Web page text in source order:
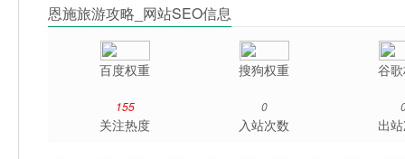
恩施旅游攻略_网站SEO信息
百度权重 搜狗权重 谷
155
关注热度
0
入站次数 出